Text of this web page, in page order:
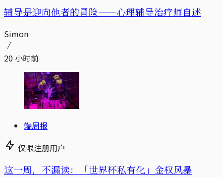
辅导是迎向他者的冒险——心理辅导治疗师自述
Simon
20 小时前
端周报
仅限注册用户
这一周，不漏读：「世界杯私有化」金权风暴